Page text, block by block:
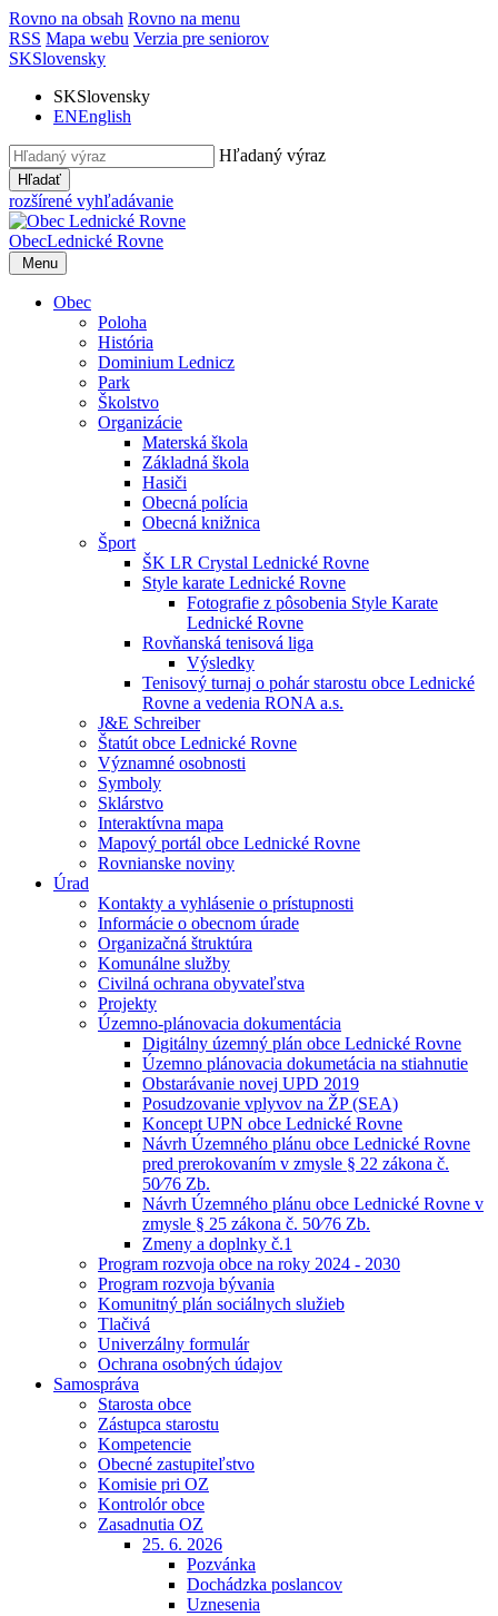
Rovno na obsah Rovno na menu
RSS Mapa webu Verzia pre seniorov
SKSlovensky
SKSlovensky
ENEnglish
Hľadaný výraz
Hľadať
rozšírené vyhľadávanie
ObecLednické Rovne
Menu
Obec
Poloha
História
Dominium Lednicz
Park
Školstvo
Organizácie
Materská škola
Základná škola
Hasiči
Obecná polícia
Obecná knižnica
Šport
ŠK LR Crystal Lednické Rovne
Style karate Lednické Rovne
Fotografie z pôsobenia Style Karate
Lednické Rovne
Rovňanská tenisová liga
Výsledky
Tenisový turnaj o pohár starostu obce Lednické
Rovne a vedenia RONA a.s.
J&E Schreiber
Štatút obce Lednické Rovne
Významné osobnosti
Symboly
Sklárstvo
Interaktívna mapa
Mapový portál obce Lednické Rovne
Rovnianske noviny
Úrad
Kontakty a vyhlásenie o prístupnosti
Informácie o obecnom úrade
Organizačná štruktúra
Komunálne služby
Civilná ochrana obyvateľstva
Projekty
Územno-plánovacia dokumentácia
Digitálny územný plán obce Lednické Rovne
Územno plánovacia dokumetácia na stiahnutie
Obstarávanie novej UPD 2019
Posudzovanie vplyvov na ŽP (SEA)
Koncept UPN obce Lednické Rovne
Návrh Územného plánu obce Lednické Rovne
pred prerokovaním v zmysle § 22 zákona č.
50⁄76 Zb.
Návrh Územného plánu obce Lednické Rovne v
zmysle § 25 zákona č. 50⁄76 Zb.
Zmeny a doplnky č.1
Program rozvoja obce na roky 2024 - 2030
Program rozvoja bývania
Komunitný plán sociálnych služieb
Tlačivá
Univerzálny formulár
Ochrana osobných údajov
Samospráva
Starosta obce
Zástupca starostu
Kompetencie
Obecné zastupiteľstvo
Komisie pri OZ
Kontrolór obce
Zasadnutia OZ
25. 6. 2026
Pozvánka
Dochádzka poslancov
Uznesenia